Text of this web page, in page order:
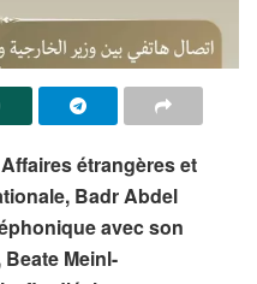
étrangères et
Badr Abdel
avec son
Beate Meinl-